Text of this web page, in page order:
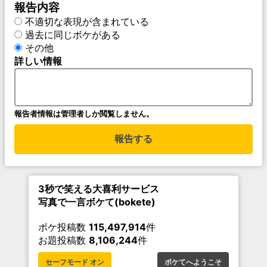
報告内容
不適切な表現が含まれている
過去に同じボケがある
その他
詳しい情報
報告者情報は管理者しか閲覧しません。
報告する
3秒で笑える大喜利サービス
写真で一言ボケて(bokete)
ボケ投稿数 115,497,914件
お題投稿数 8,106,244件
セーフモード オン ボケてへようこそ